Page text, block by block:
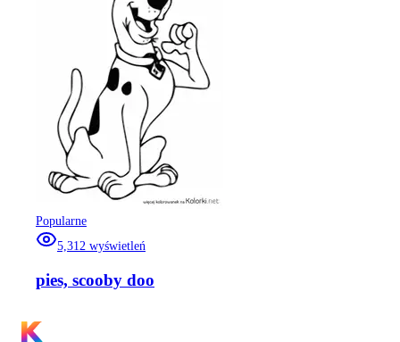
Popularne
5,312 wyświetleń
pies, scooby doo